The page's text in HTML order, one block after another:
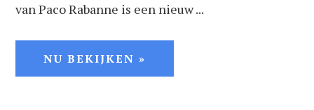
van Paco Rabanne is een nieuw ...
NU BEKIJKEN »